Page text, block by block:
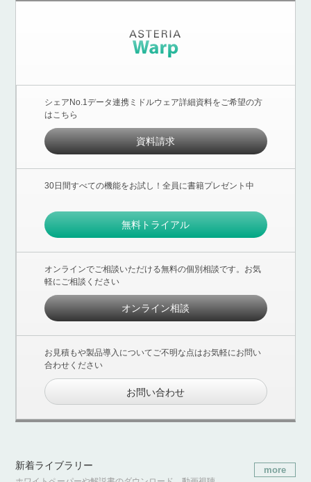
シェアNo.1データ連携ミドルウェア詳細資料をご希望の方
はこちら
資料請求
30日間すべての機能をお試し！全員に書籍プレゼント中
無料トライアル
オンラインでご相談いただける無料の個別相談です。お気
軽にご相談ください
オンライン相談
お見積もや製品導入についてご不明な点はお気軽にお問い
合わせください
お問い合わせ
新着ライブラリー more